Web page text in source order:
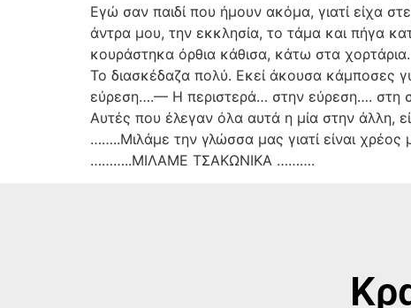
Εγώ σαν παιδί που ήμουν ακόμα, γιατί είχα
άντρα μου, την εκκλησία, το τάμα και πήγα
κουράστηκα όρθια κάθισα, κάτω στα χορτάρια.
Το διασκέδαζα πολύ. Εκεί άκουσα κάμποσες
εύρεση….— Η περιστερά… στην εύρεση…. στη
Αυτές που έλεγαν όλα αυτά η μία στην άλλη,
……..Μιλάμε την γλώσσα μας γιατί είναι χρέος
………..ΜΙΛΑΜΕ ΤΣΑΚΩΝΙΚΑ ……….